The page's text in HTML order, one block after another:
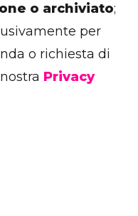
o archiviato;
per
o richiesta di
Privacy